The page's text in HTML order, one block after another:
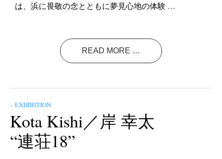
は、浜に畏敬の念とともに夢見心地の体験 …
READ MORE …
– EXHIBITION
Kota Kishi／岸 幸太
“連荘18”